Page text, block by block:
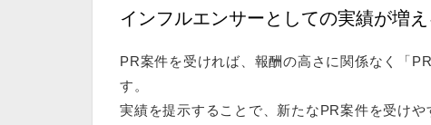
インフルエンサーとしての実績が増え
PR案件を受ければ、報酬の高さに関係なく
「
す 。
実績を提示することで、新たなPR案件を受けや